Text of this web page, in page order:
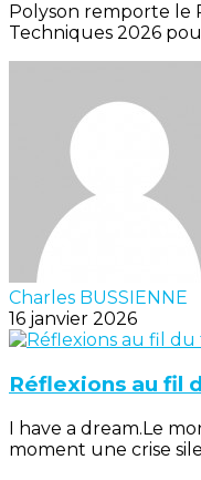
Polyson remporte le
Techniques 2026
Charles BUSSIENNE
16 janvier 2026
Réflexions au fil
I have a dream.Le
moment une crise